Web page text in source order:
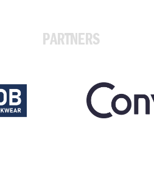
PARTNERS